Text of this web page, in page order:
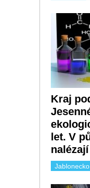
Kraj
let. V
Jablonecko